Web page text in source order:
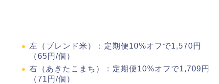
左（ブレンド米）：定期便10%オフで1,570円
（65円/個）
右（あきたこまち）：定期便10%オフで1,709円
（71円/個）